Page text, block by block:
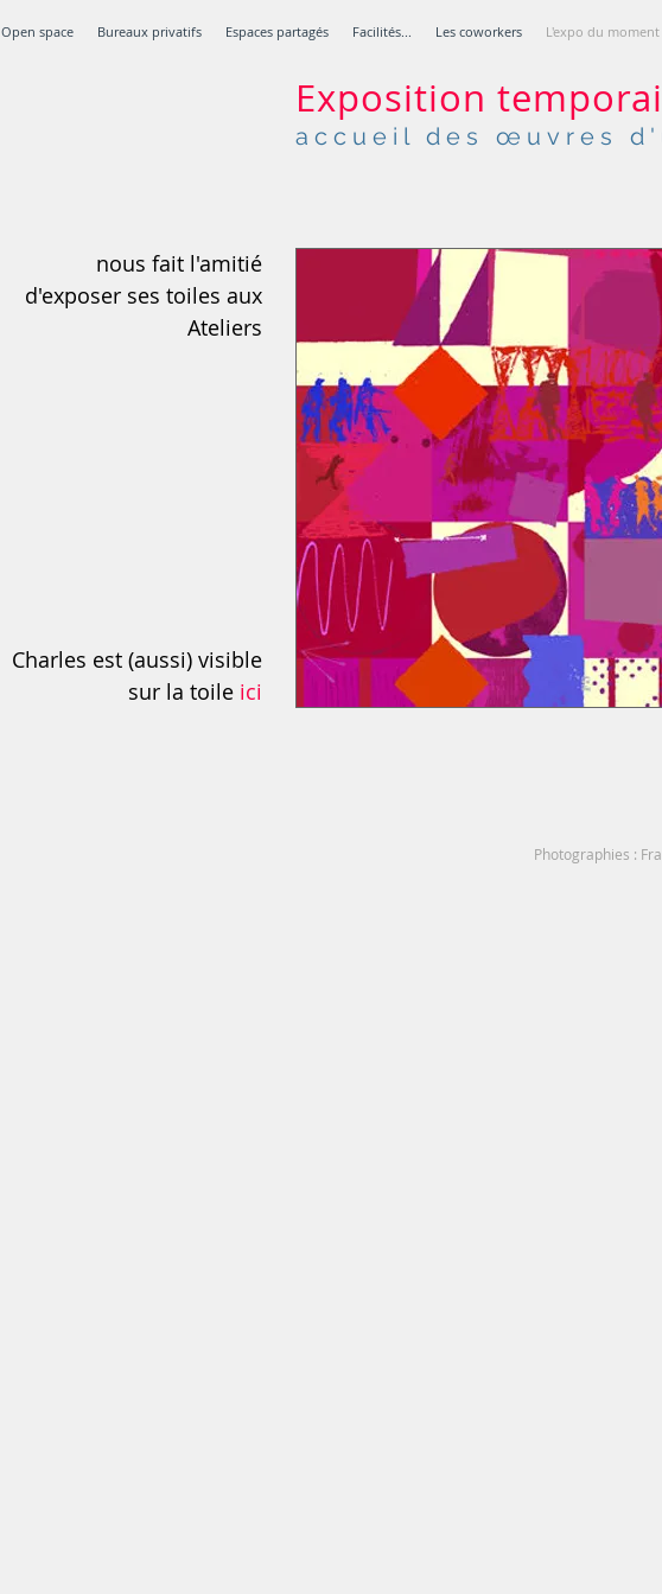
Open space Bureaux privatifs Espaces partagés Facilités... Les coworkers L'expo du moment
Exposition
accueil des œuvres
nous fait l'amitié
d'exposer ses toiles aux
Ateliers
Charles est (aussi) visible
sur la toile ici
Photographies :